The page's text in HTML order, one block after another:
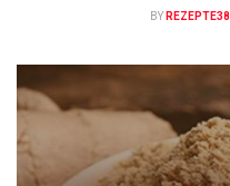
BY REZEPTE38